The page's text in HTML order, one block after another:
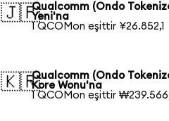
🇯🇵Qualcomm (Ondo
Yeni'na
1 QCOMon eşittir ¥26.852,1
🇰🇷Qualcomm (Ondo
Kore Wonu'na
1 QCOMon eşittir